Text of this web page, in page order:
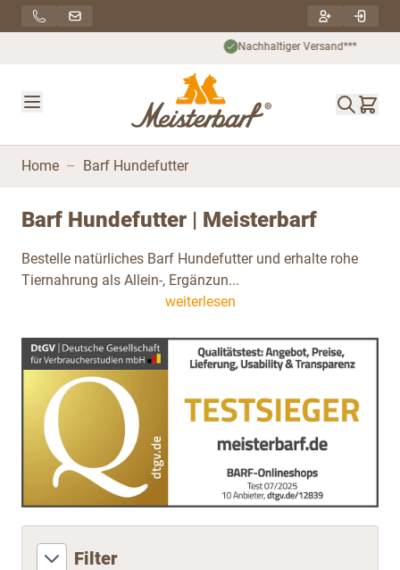
Direkt zum Inhalt
Nachhaltiger Versand***
Home – Barf Hundefutter
Barf Hundefutter | Meisterbarf
Bestelle natürliches Barf Hundefutter und erhalte rohe
Tiernahrung als Allein-, Ergänzun...
weiterlesen
Filter